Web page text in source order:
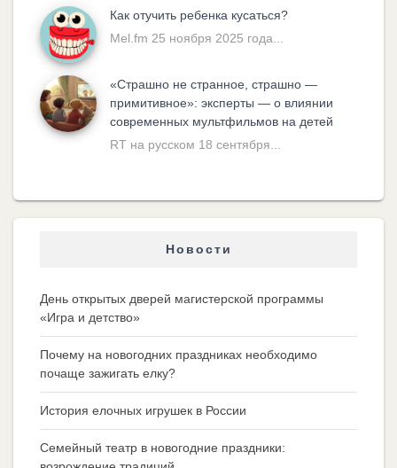
Как отучить ребенка кусаться?
Mel.fm 25 ноября 2025 года...
«Cтрашно не странное, страшно —
примитивное»: эксперты — о влиянии
современных мультфильмов на детей
RT на русском 18 сентября...
Новости
День открытых дверей магистерской программы
«Игра и детство»
Почему на новогодних праздниках необходимо
почаще зажигать елку?
История елочных игрушек в России
Семейный театр в новогодние праздники: